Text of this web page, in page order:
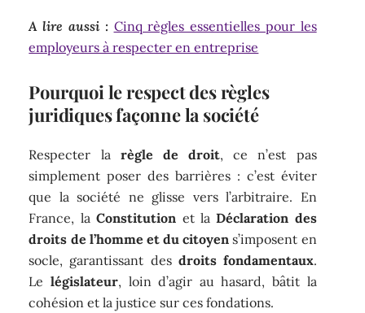
A lire aussi : Cinq règles essentielles pour les
employeurs à respecter en entreprise
Pourquoi le respect des règles
juridiques façonne la société
Respecter la règle de droit, ce n’est pas
simplement poser des barrières : c’est éviter
que la société ne glisse vers l’arbitraire. En
France, laConstitution et laDéclaration des
droits de l’homme et du citoyen s’imposent en
socle, garantissant des droits fondamentaux.
Le législateur, loin d’agir au hasard, bâtit la
cohésion et la justice sur ces fondations.